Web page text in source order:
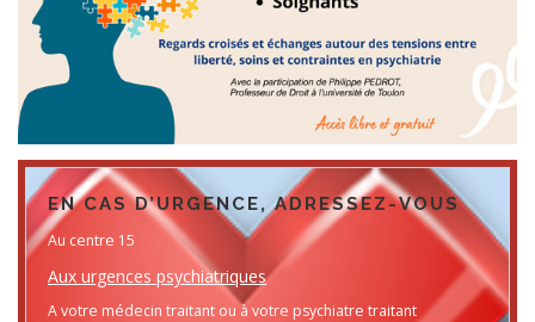
EN CAS D’URGENCE, ADRESSEZ-VOUS
Au centre 15
Aux urgences psychiatriques
A votre médecin traitant ou à votre psychiatre traitant